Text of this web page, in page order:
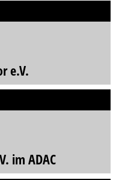
e.V.
im ADAC